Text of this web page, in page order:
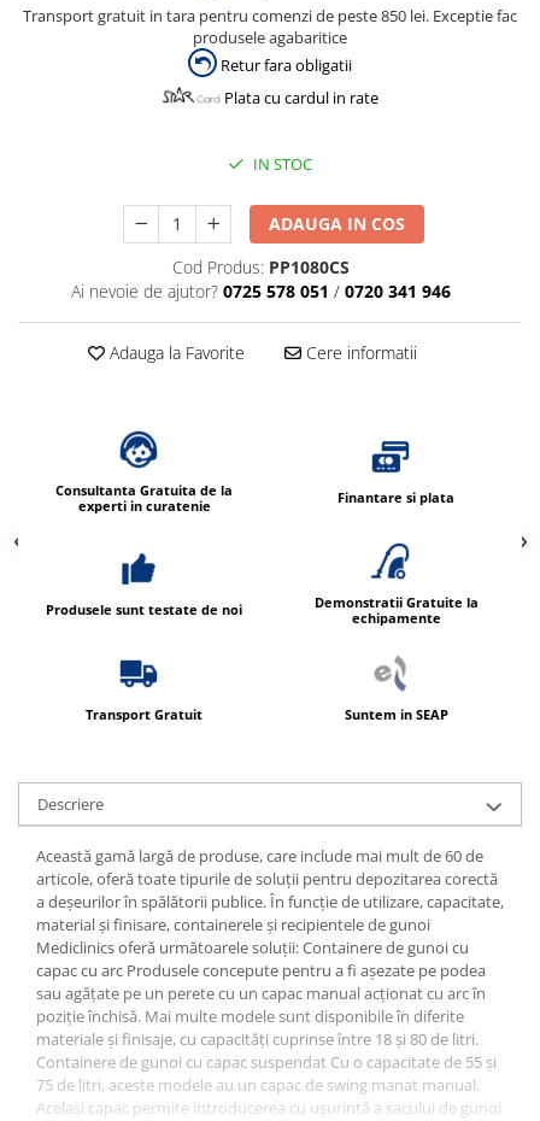
Transport gratuit in tara pentru comenzi de peste 850 lei. Exceptie fac
produsele agabaritice
Retur fara obligatii
Plata cu cardul in rate
IN STOC
ADAUGA IN COS
Cod Produs: PP1080CS
Ai nevoie de ajutor? 0725 578 051 / 0720 341 946
Adauga la Favorite Cere informatii
Consultanta Gratuita de la
experti in curatenie
Finantare si plata
Produsele sunt testate de noi
Demonstratii Gratuite la
echipamente
Transport Gratuit Suntem in SEAP
Descriere
Această gamă largă de produse, care include mai mult de 60 de
articole, oferă toate tipurile de soluții pentru depozitarea corectă
a deșeurilor în spălătorii publice. În funcție de utilizare, capacitate,
material și finisare, containerele și recipientele de gunoi
Mediclinics oferă următoarele soluții: Containere de gunoi cu
capac cu arc Produsele concepute pentru a fi așezate pe podea
sau agățate pe un perete cu un capac manual acționat cu arc în
poziție închisă. Mai multe modele sunt disponibile în diferite
materiale și finisaje, cu capacități cuprinse între 18 și 80 de litri.
Containere de gunoi cu capac suspendat Cu o capacitate de 55 și
75 de litri, aceste modele au un capac de swing manat manual.
Același capac permite introducerea cu ușurință a sacului de gunoi